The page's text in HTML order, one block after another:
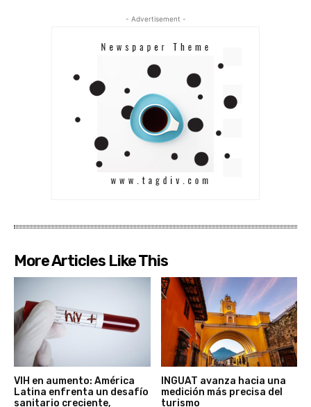
- Advertisement -
More Articles Like This
VIH en aumento: América
Latina enfrenta un desafío
sanitario creciente,
INGUAT avanza hacia una
medición más precisa del
turismo